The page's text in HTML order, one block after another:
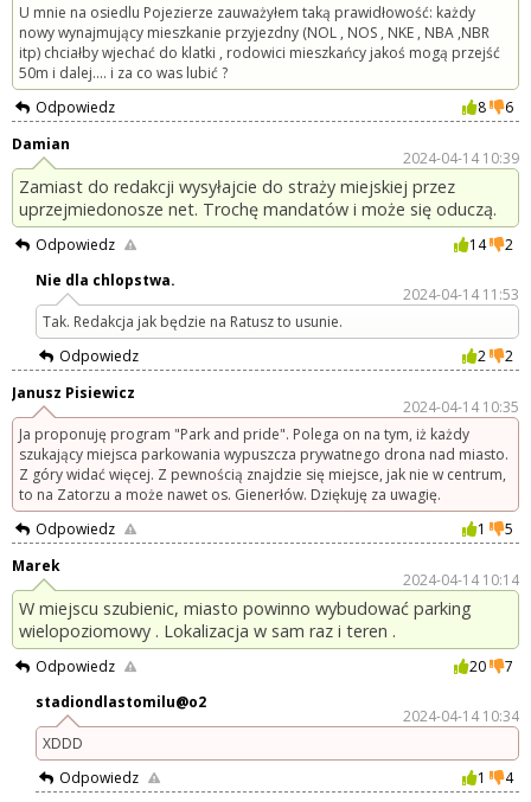
U mnie na osiedlu Pojezierze zauważyłem taką prawidłowość: każdy
nowy wynajmujący mieszkanie przyjezdny (NOL , NOS , NKE , NBA ,NBR
itp) chciałby wjechać do klatki , rodowici mieszkańcy jakoś mogą przejść
50m i dalej.... i za co was lubić ?
Odpowiedz
8
6
Damian
2024-04-14 10:39
Zamiast do redakcji wysyłajcie do straży miejskiej przez
uprzejmiedonosze net. Trochę mandatów i może się oduczą.
Odpowiedz 14
2
Nie dla chlopstwa.
2024-04-14 11:53
Tak. Redakcja jak będzie na Ratusz to usunie.
Odpowiedz
2
2
Janusz Pisiewicz
2024-04-14 10:35
Ja proponuję program "Park and pride". Polega on na tym, iż każdy
szukający miejsca parkowania wypuszcza prywatnego drona nad miasto.
Z góry widać więcej. Z pewnością znajdzie się miejsce, jak nie w centrum,
to na Zatorzu a może nawet os. Gienerłów. Dziękuję za uwagię.
Odpowiedz
1
5
Marek
2024-04-14 10:14
W miejscu szubienic, miasto powinno wybudować parking
wielopoziomowy . Lokalizacja w sam raz i teren .
Odpowiedz 20
7
stadiondlastomilu@o2
2024-04-14 10:34
XDDD
Odpowiedz
1
4